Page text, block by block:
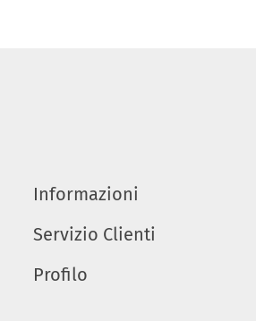
Informazioni
Servizio Clienti
Profilo